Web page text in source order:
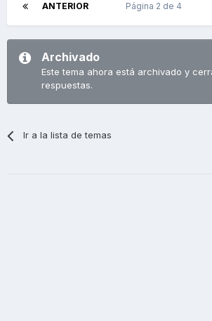
ANTERIOR Página 2 de 4
Archivado
Este tema ahora está archivado y
respuestas.
Ir a la lista de temas